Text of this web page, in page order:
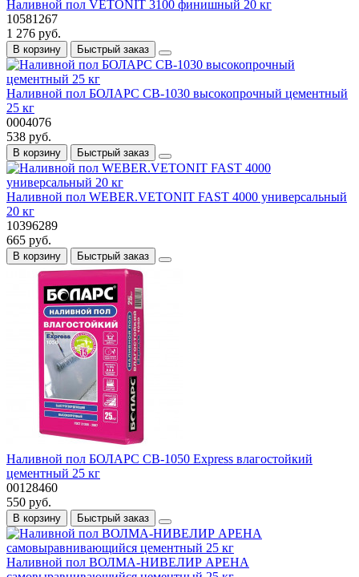
Наливной пол VETONIT 3100 финишный 20 кг
10581267
1 276 руб.
В корзину Быстрый заказ
Наливной пол БОЛАРС СВ-1030 высокопрочный цементный
25 кг
0004076
538 руб.
В корзину Быстрый заказ
Наливной пол WEBER.VETONIT FAST 4000 универсальный
20 кг
10396289
665 руб.
В корзину Быстрый заказ
Наливной пол БОЛАРС СВ-1050 Express влагостойкий
цементный 25 кг
00128460
550 руб.
В корзину Быстрый заказ
Наливной пол ВОЛМА-НИВЕЛИР АРЕНА